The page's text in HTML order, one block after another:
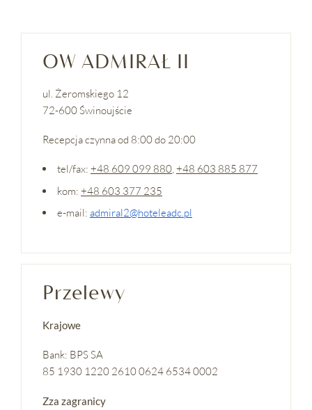
OW ADMIRAŁ II
ul. Żeromskiego 12
72-600 Świnoujście
Recepcja czynna od 8:00 do 20:00
tel/fax: +48 609 099 880, +48 603 885 877
kom: +48 603 377 235
e-mail: admiral2@hoteleadc.pl
Przelewy
Krajowe
Bank: BPS SA
85 1930 1220 2610 0624 6534 0002
Zza zagranicy